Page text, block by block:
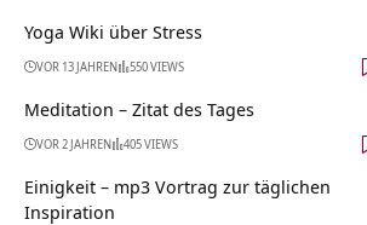
Yoga Wiki über Stress
VOR 13 JAHREN 550 VIEWS
Meditation – Zitat des Tages
VOR 2 JAHREN 405 VIEWS
Einigkeit – mp3 Vortrag zur täglichen
Inspiration